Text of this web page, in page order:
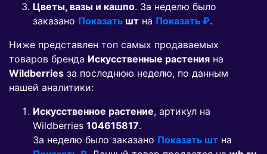
Цветы, вазы и кашпо. За неделю было
заказано Показать шт на Показать ₽.
Ниже представлен топ самых продаваемых
товаров бренда Искусственные растения на
Wildberries за последнюю неделю, по данным
нашей аналитики:
Искусственное растение, артикул на
Wildberries 104615817.
За неделю было заказано Показать шт на